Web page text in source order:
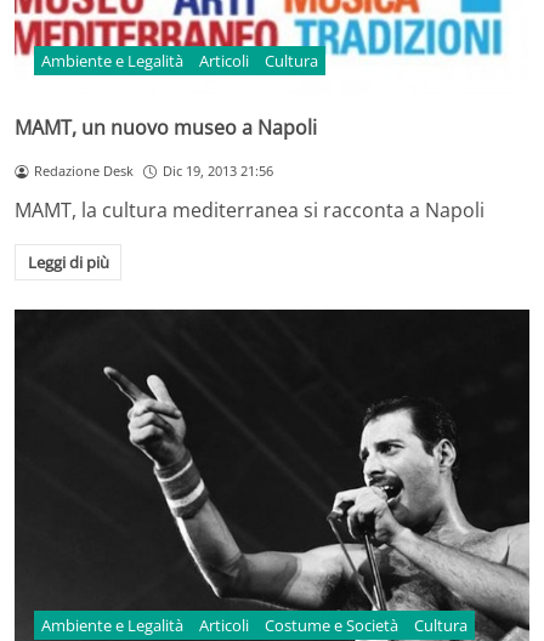
Ambiente e Legalità Articoli Cultura
MAMT, un nuovo museo a Napoli
Redazione Desk Dic 19, 2013 21:56
MAMT, la cultura mediterranea si racconta a Napoli
Leggi di più
Ambiente e Legalità Articoli Costume e Società Cultura